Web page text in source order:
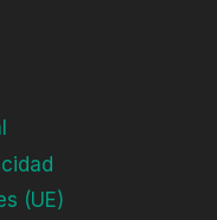
(UE)